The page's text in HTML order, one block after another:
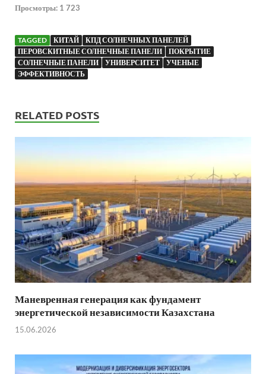
Просмотры: 1 723
TAGGED КИТАЙ
КПД СОЛНЕЧНЫХ ПАНЕЛЕЙ
ПЕРОВСКИТНЫЕ СОЛНЕЧНЫЕ ПАНЕЛИ
ПОКРЫТИЕ
СОЛНЕЧНЫЕ ПАНЕЛИ
УНИВЕРСИТЕТ
УЧЕНЫЕ
ЭФФЕКТИВНОСТЬ
RELATED POSTS
Маневренная генерация как фундамент
энергетической независимости Казахстана
15.06.2026